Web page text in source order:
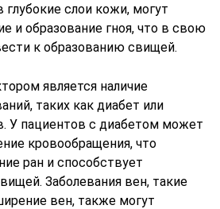
глубокие слои кожи, могут
и образование гноя, что в свою
к образованию свищей.
является наличие
таких как диабет или
У пациентов с диабетом может
кровообращения, что
ран и способствует
Заболевания вен, такие
вен, также могут